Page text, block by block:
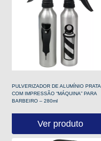
PULVERIZADOR DE ALUMÍNIO PRATA
COM IMPRESSÃO “MÁQUINA” PARA
BARBEIRO – 280ml
Ver produto